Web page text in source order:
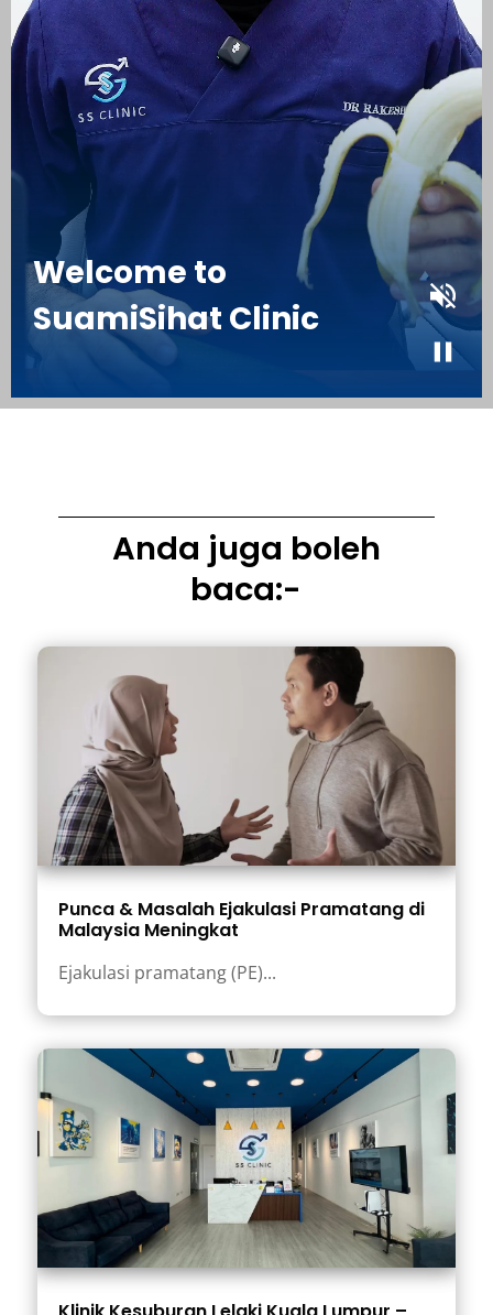
Anda juga boleh
baca:-
Punca & Masalah Ejakulasi Pramatang di
Malaysia Meningkat
Ejakulasi pramatang (PE)...